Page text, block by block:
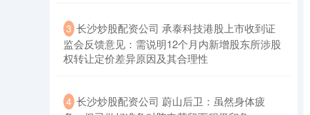
3 ​长沙炒股配资公司 承泰科技港股上市收到证
监会反馈意见：需说明12个月内新增股东所涉股
权转让定价差异原因及其合理性
4 ​长沙炒股配资公司 蔚山后卫：虽然身体疲